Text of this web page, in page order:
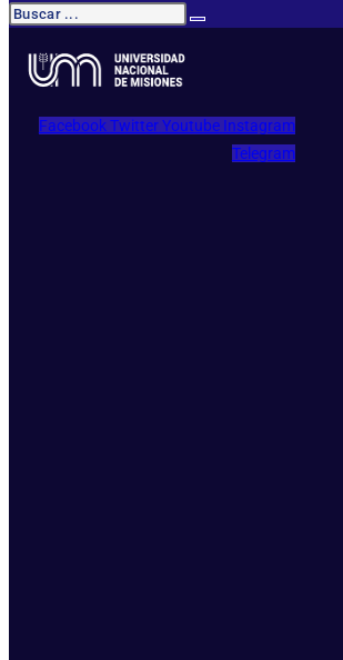
Facebook Twitter Youtube Instagram
Telegram